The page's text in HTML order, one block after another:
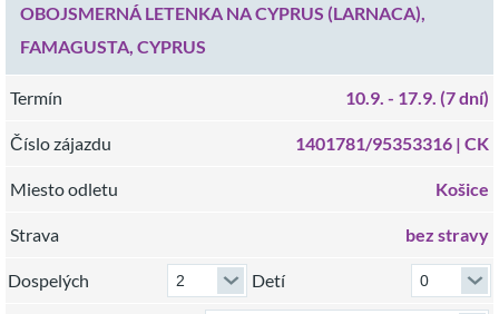
OBOJSMERNÁ LETENKA NA CYPRUS (LARNACA),
FAMAGUSTA, CYPRUS
Termín 10.9. - 17.9. (7 dní)
Číslo zájazdu 1401781/95353316 | CK
Miesto odletu Košice
Strava bez stravy
Dospelých Detí